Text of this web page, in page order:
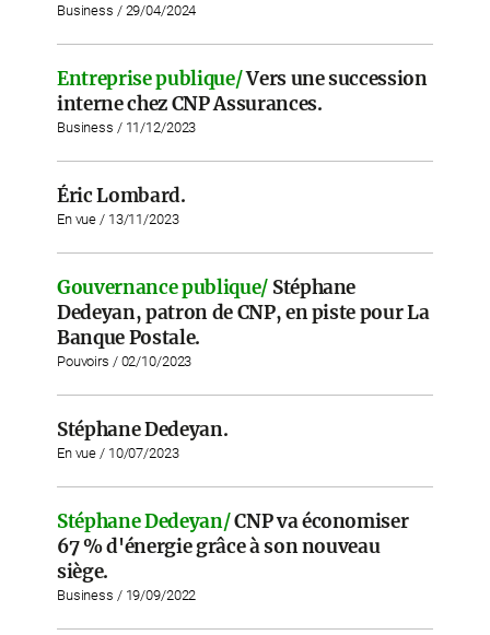
Business / 29/04/2024
Entreprise publique/Vers une succession
interne chez CNP Assurances.
Business / 11/12/2023
Éric Lombard.
En vue / 13/11/2023
Gouvernance publique/ Stéphane
Dedeyan, patron de CNP, en piste pour La
Banque Postale.
Pouvoirs / 02/10/2023
Stéphane Dedeyan.
En vue / 10/07/2023
Stéphane Dedeyan/CNP va économiser
67 % d'énergie grâce à son nouveau
siège.
Business / 19/09/2022